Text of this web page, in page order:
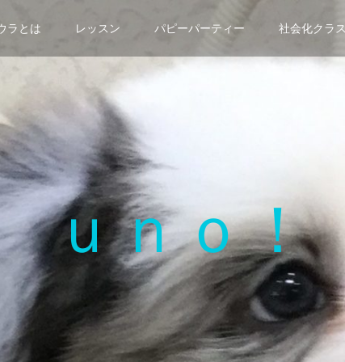
ラとは レッスン パピーパーティー 社会化クラス
ｕｎｏ！